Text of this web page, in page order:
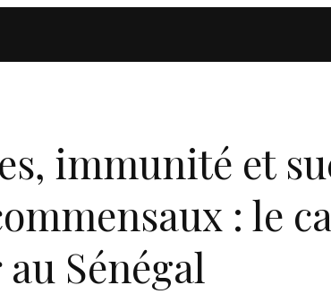
immunité et
: le
Sénégal